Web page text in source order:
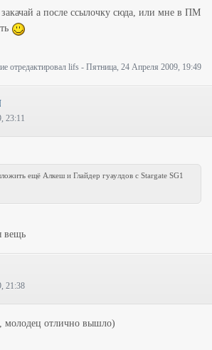
а после ссылочку сюда, или мне в ПМ
отредактировал lifs - Пятница, 24 Апреля 2009, 19:49
23:11
ещё Алкеш и Глайдер гуаулдов с Stargate SG1
вещь
21:38
, молодец отлично вышло)